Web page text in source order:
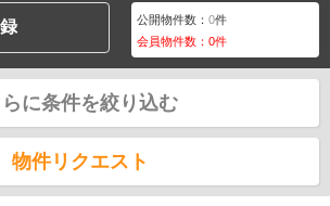
公開物件数：0件
会員物件数：0件
らに条件を絞り込む
物件リクエスト